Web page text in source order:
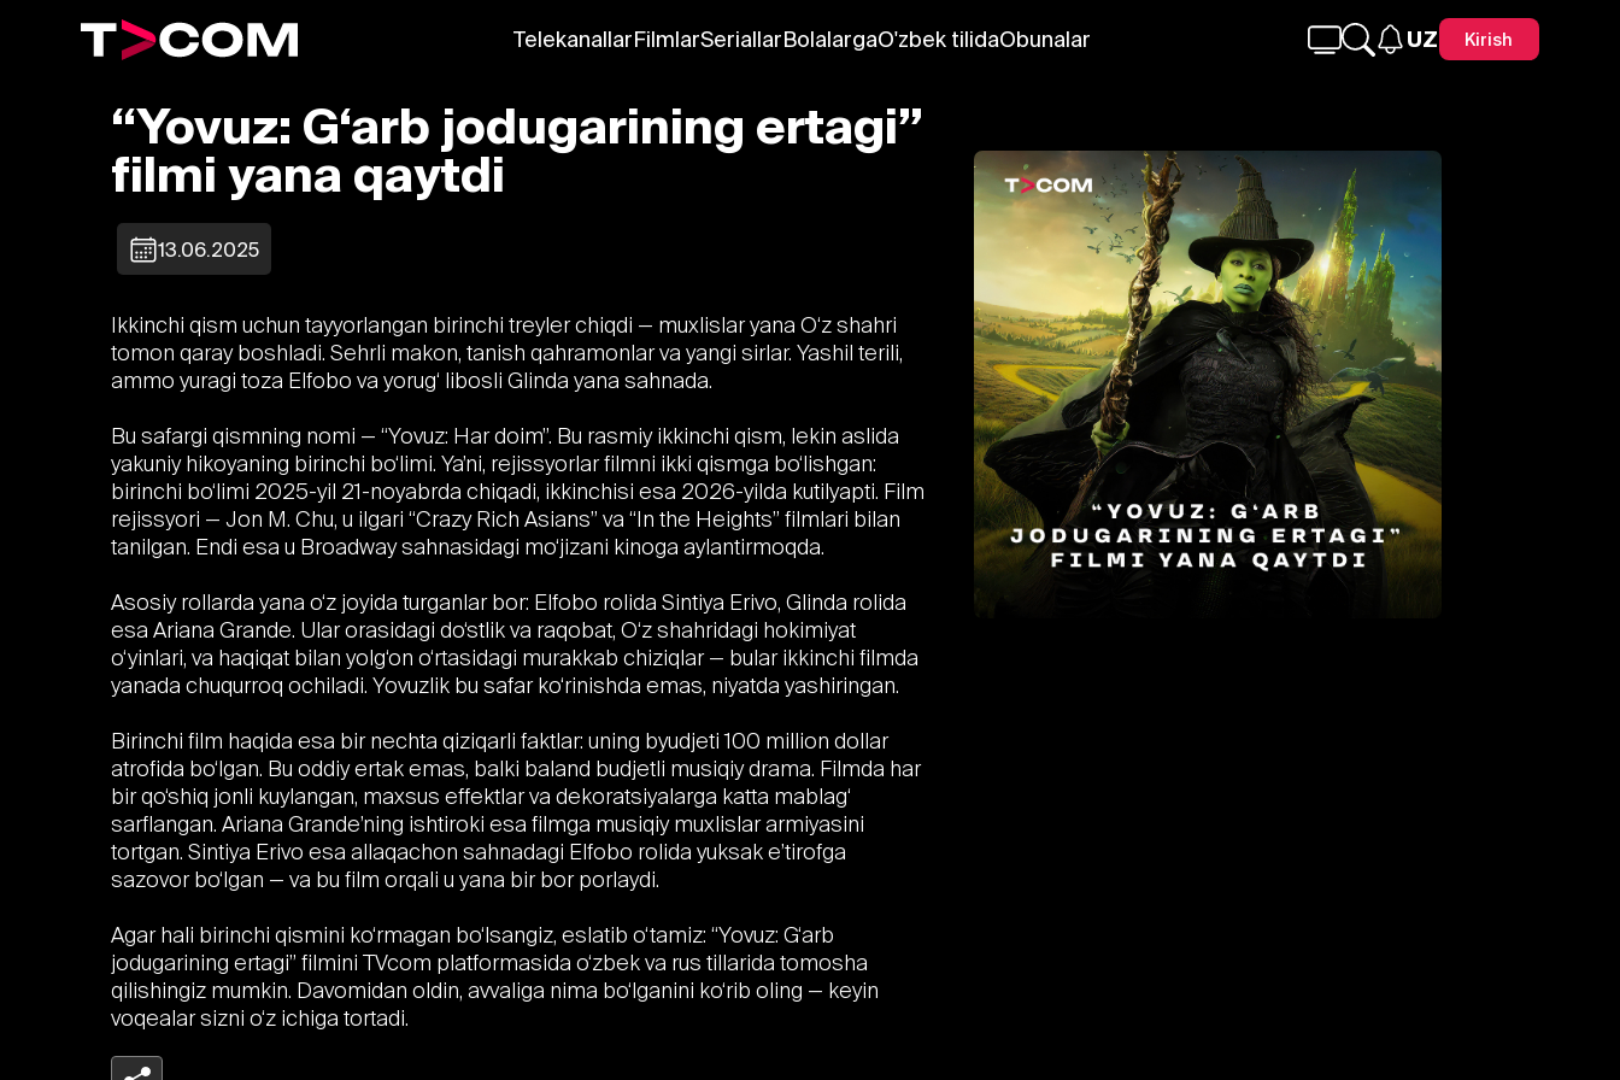
TelekanallarFilmlarSeriallarBolalargaO'zbek tilidaObunalar UZ Kirish
“Yovuz: G‘arb jodugarining ertagi”
filmi yana qaytdi
13.06.2025
Ikkinchi qism uchun tayyorlangan birinchi treyler chiqdi — muxlislar yana O‘z shahri
tomon qaray boshladi. Sehrli makon, tanish qahramonlar va yangi sirlar. Yashil terili,
ammo yuragi toza Elfobo va yorug‘ libosli Glinda yana sahnada.
Bu safargi qismning nomi — “Yovuz: Har doim”. Bu rasmiy ikkinchi qism, lekin aslida
yakuniy hikoyaning birinchi bo‘limi. Ya’ni, rejissyorlar filmni ikki qismga bo‘lishgan:
birinchi bo‘limi 2025-yil 21-noyabrda chiqadi, ikkinchisi esa 2026-yilda kutilyapti. Film
rejissyori — Jon M. Chu, u ilgari “Crazy Rich Asians” va “In the Heights” filmlari bilan
tanilgan. Endi esa u Broadway sahnasidagi mo‘jizani kinoga aylantirmoqda.
Asosiy rollarda yana o‘z joyida turganlar bor: Elfobo rolida Sintiya Erivo, Glinda rolida
esa Ariana Grande. Ular orasidagi do‘stlik va raqobat, O‘z shahridagi hokimiyat
o‘yinlari, va haqiqat bilan yolg‘on o‘rtasidagi murakkab chiziqlar — bular ikkinchi filmda
yanada chuqurroq ochiladi. Yovuzlik bu safar ko‘rinishda emas, niyatda yashiringan.
Birinchi film haqida esa bir nechta qiziqarli faktlar: uning byudjeti 100 million dollar
atrofida bo‘lgan. Bu oddiy ertak emas, balki baland budjetli musiqiy drama. Filmda har
bir qo‘shiq jonli kuylangan, maxsus effektlar va dekoratsiyalarga katta mablag‘
sarflangan. Ariana Grande’ning ishtiroki esa filmga musiqiy muxlislar armiyasini
tortgan. Sintiya Erivo esa allaqachon sahnadagi Elfobo rolida yuksak e’tirofga
sazovor bo‘lgan — va bu film orqali u yana bir bor porlaydi.
Agar hali birinchi qismini ko‘rmagan bo‘lsangiz, eslatib o‘tamiz: “Yovuz: G‘arb
jodugarining ertagi” filmini TVcom platformasida o‘zbek va rus tillarida tomosha
qilishingiz mumkin. Davomidan oldin, avvaliga nima bo‘lganini ko‘rib oling — keyin
voqealar sizni o‘z ichiga tortadi.